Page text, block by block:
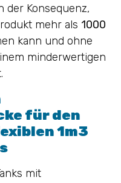
der Konsequenz,
mehr als 1000
kann und ohne
minderwertigen
für den
1m3
mit